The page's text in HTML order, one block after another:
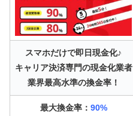
スマホだけで即日現金化♪
キャリア決済専門の現金化業者
業界最高水準の換金率！
最大換金率： 90%